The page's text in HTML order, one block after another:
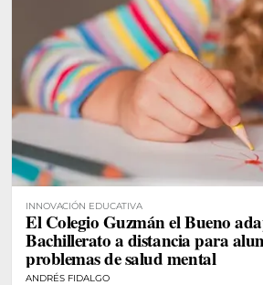
INNOVACIÓN EDUCATIVA
El Colegio Guzmán el Bueno
Bachillerato a distancia para
problemas de salud mental
ANDRÉS FIDALGO